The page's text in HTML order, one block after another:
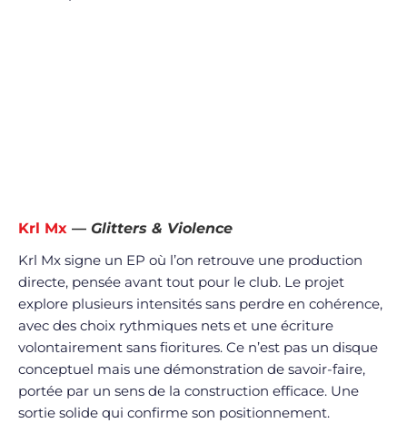
Krl Mx — Glitters & Violence
Krl Mx signe un EP où l’on retrouve une production
directe, pensée avant tout pour le club. Le projet
explore plusieurs intensités sans perdre en cohérence,
avec des choix rythmiques nets et une écriture
volontairement sans fioritures. Ce n’est pas un disque
conceptuel mais une démonstration de savoir-faire,
portée par un sens de la construction efficace. Une
sortie solide qui confirme son positionnement.